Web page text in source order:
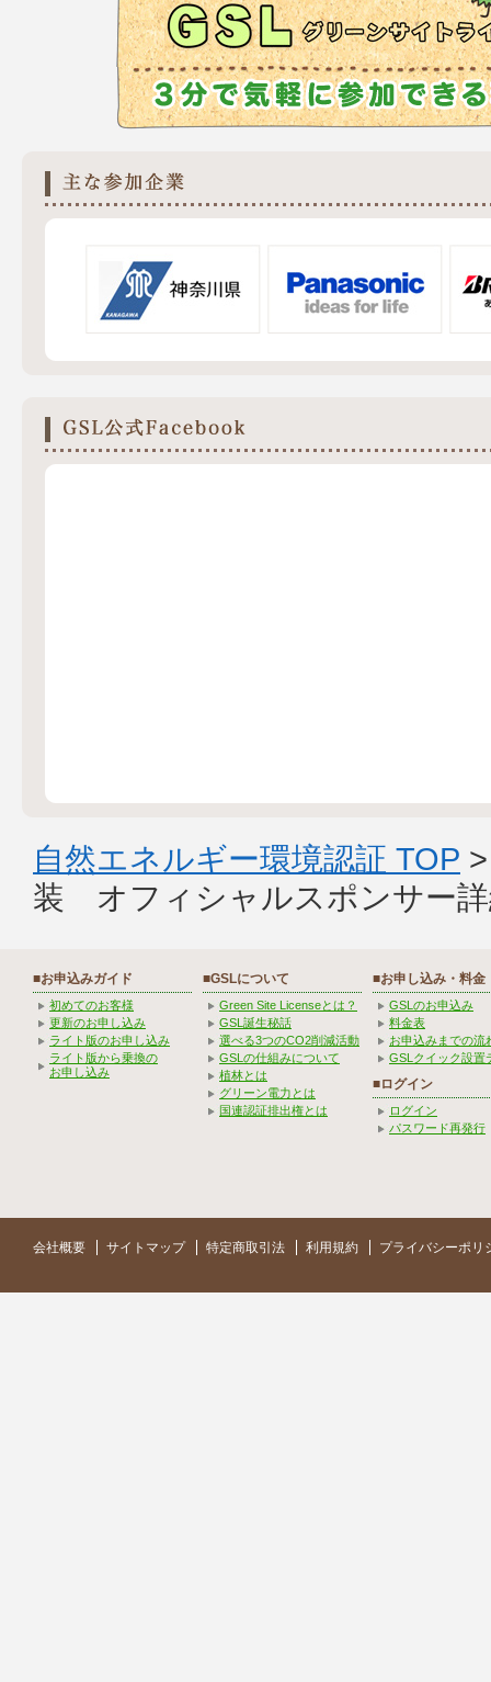
自然エネルギー環境認証 TOP
装 オフィシャルスポンサー
■お申込みガイド
初めてのお客様
更新のお申し込み
ライト版のお申し込み
ライト版から乗換の
お申し込み
■GSLについて
Green Site Licenseとは？
GSL誕生秘話
選べる3つのCO2削減活動
GSLの仕組みについて
植林とは
グリーン電力とは
国連認証排出権とは
■お申し込み・料金
GSLのお申込み
料金表
お申込みまでの流
GSLクイック設置
■ログイン
ログイン
パスワード再発行
会社概要 サイトマップ 特定商取引法 利用規約 プライバシーポリ